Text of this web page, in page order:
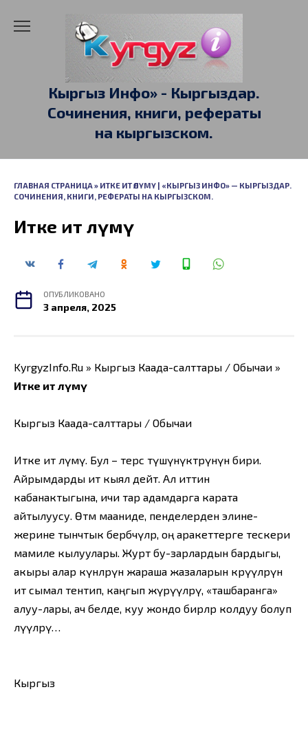
Кыргыз Инфо» - Кыргыздар.
Сочинения, книги, рефераты
на кыргызском.
ГЛАВНАЯ СТРАНИЦА» ИТКЕ ИТ ӨЛҮМҮ | «КЫРГЫЗ ИНФО» — КЫРГЫЗДАР.
СОЧИНЕНИЯ, КНИГИ, РЕФЕРАТЫ НА КЫРГЫЗСКОМ.
Итке ит өлүмү
ОПУБЛИКОВАНО
3 апреля, 2025
KyrgyzInfo.Ru » Кыргыз Каада-салттары / Обычаи »
Итке ит өлүмү
Кыргыз Каада-салттары / Обычаи
Итке ит өлүмү. Бул – терс түшүнүктөрүнүн бири.
Айрымдарды ит кыял дейт. Ал иттин
кабанактыгына, ичи тар адамдарга карата
айтылуусу. Өтмө мааниде, пенделерден элине-
жерине тынчтык бербөөчүлөр, оң аракеттерге тескери
мамиле кылуулары. Журт бу-зарлардын бардыгы,
акыры алар күнөөлөрүнө жараша жазаларын көрүүлөрүн
ит сымал тентип, каңгып жүрүүлөрү, «ташбаранга»
алуу-лары, ач белде, куу жондо бирөөлөр колдуу болуп
өлүүлөрү…
Кыргыз